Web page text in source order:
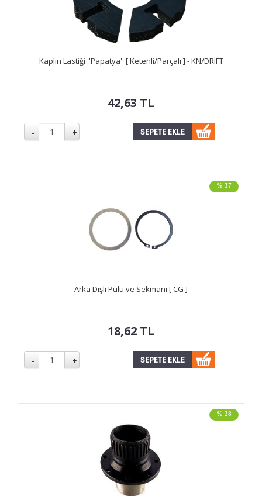
Kaplin Lastiği ''Papatya'' [ Ketenli/Parçalı ] - KN/DRIFT
42,63 TL
% 37
Arka Dişli Pulu ve Sekmanı [ CG ]
18,62 TL
% 28